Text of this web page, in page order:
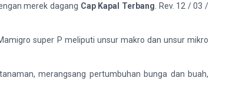
merek dagang Cap Kapal Terbang . Rev. 12 / 03 /
super P meliputi unsur makro dan unsur mikro
merangsang pertumbuhan bunga dan buah,